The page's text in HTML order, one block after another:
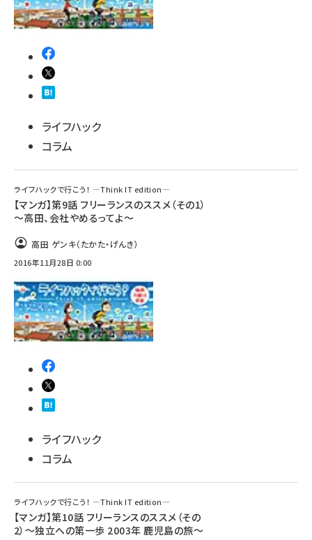
ライフハック
コラム
ライフハックで行こう！ ―Think IT edition―
【マンガ】第9話 フリーランスのススメ（その1）
～高田、会社やめるってよ～
高田 ゲンキ（たかた・げんき）
2016年11月28日 0:00
ライフハック
コラム
ライフハックで行こう！ ―Think IT edition―
【マンガ】第10話 フリーランスのススメ（その
2）～独立への第一歩 2003年 鹿児島の旅～